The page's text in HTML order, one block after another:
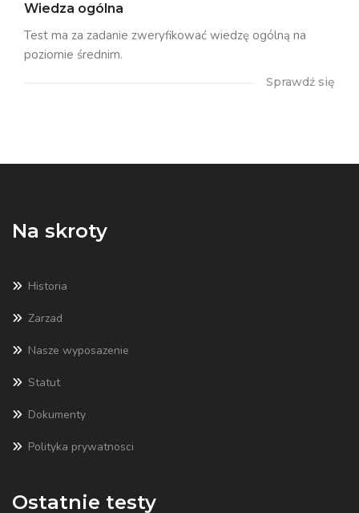
Wiedza ogólna
Test ma za zadanie zweryfikować wiedzę ogólną na
poziomie średnim.
Sprawdź się
Na skroty
Historia
Zarzad
Nasze wyposazenie
Statut
Dokumenty
Polityka prywatnosci
Ostatnie testy